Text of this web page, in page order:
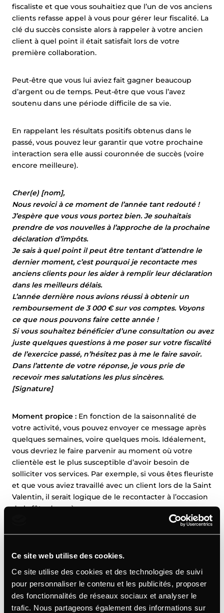
Ce site web utilise des cookies.
Ce site utilise des cookies et des technologies de suivi
pour personnaliser le contenu et les publicités, proposer
des fonctionnalités de réseaux sociaux et analyser le
trafic. Nous partageons également des informations sur
fiscaliste et que vous souhaitiez que l’un de vos anciens
clients refasse appel à vous pour gérer leur fiscalité. La
clé du succès consiste alors à rappeler à votre ancien
client à quel point il était satisfait lors de votre
première collaboration.
Peut-être que vous lui aviez fait gagner beaucoup
d’argent ou de temps. Peut-être que vous l’avez
soutenu dans une période difficile de sa vie.
En rappelant les résultats positifs obtenus dans le
passé, vous pouvez leur garantir que votre prochaine
interaction sera elle aussi couronnée de succès (voire
encore meilleure).
Cher(e) [nom],
Nous revoici à ce moment de l’année tant redouté !
J’espère que vous vous portez bien. Je souhaitais
prendre de vos nouvelles à l’approche de la prochaine
déclaration d’impôts.
Je sais à quel point il peut être tentant d’attendre le
dernier moment, c’est pourquoi je recontacte mes
anciens clients pour les aider à remplir leur déclaration
dans les meilleurs délais.
L’année dernière nous avions réussi à obtenir un
remboursement de 3 000 € sur vos comptes. Voyons
ce que nous pouvons faire cette année !
Si vous souhaitez bénéficier d’une consultation ou avez
juste quelques questions à me poser sur votre fiscalité
de l’exercice passé, n’hésitez pas à me le faire savoir.
Dans l’attente de votre réponse, je vous prie de
recevoir mes salutations les plus sincères.
[Signature]
Moment propice : En fonction de la saisonnalité de
votre activité, vous pouvez envoyer ce message après
quelques semaines, voire quelques mois. Idéalement,
vous devriez le faire parvenir au moment où votre
clientèle est le plus susceptible d’avoir besoin de
solliciter vos services. Par exemple, si vous êtes fleuriste
et que vous aviez travaillé avec un client lors de la Saint
Valentin, il serait logique de le recontacter à l’occasion
de la fête des mères.
»
Les ventes complémentaires permettent aux